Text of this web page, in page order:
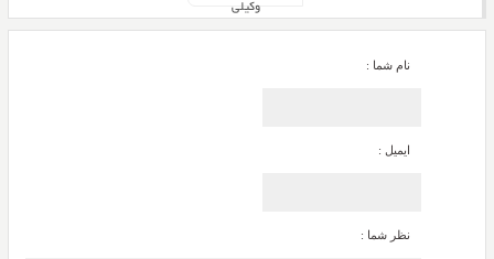
وکیلی
نام شما :
ایمیل :
نظر شما :